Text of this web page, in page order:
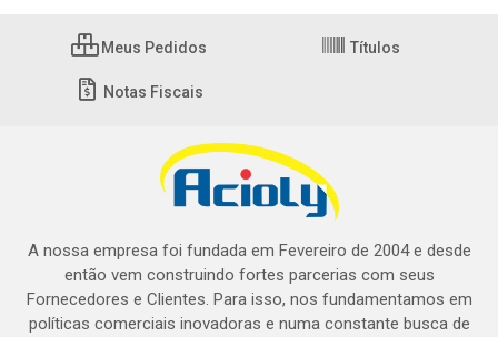
Meus Pedidos Títulos
Notas Fiscais
A nossa empresa foi fundada em Fevereiro de 2004 e desde
então vem construindo fortes parcerias com seus
Fornecedores e Clientes. Para isso, nos fundamentamos em
políticas comerciais inovadoras e numa constante busca de